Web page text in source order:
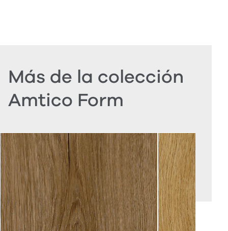
Más de la colección
Amtico Form